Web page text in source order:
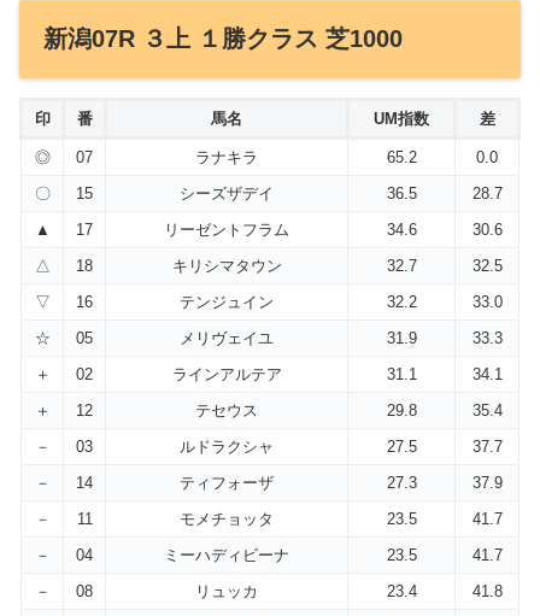
新潟07R ３上 １勝クラス 芝1000
印 番 馬名 UM指数 差
◎ 07 ラナキラ 65.2
0.0
〇
15 シーズザデイ 36.5
28.7
▲
17 リーゼントフラム 34.6
30.6
△
18 キリシマタウン 32.7
32.5
▽
16 テンジュイン 32.2
33.0
☆
05 メリヴェイユ 31.9
33.3
＋
02 ラインアルテア 31.1
34.1
＋
12 テセウス 29.8
35.4
－
03 ルドラクシャ 27.5
37.7
－
14 ティフォーザ 27.3
37.9
－
11 モメチョッタ 23.5
41.7
－
04 ミーハディビーナ 23.5
41.7
－
08 リュッカ 23.4
41.8